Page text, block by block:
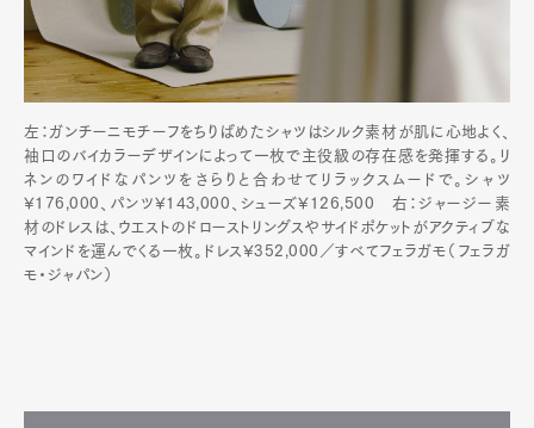
左：ガンチーニモチーフをちりばめたシャツはシルク素材が肌に心地よく、
袖口のバイカラーデザインによって一枚で主役級の存在感を発揮する。リ
ネンのワイドなパンツをさらりと合わせてリラックスムードで。シャツ
¥176,000、パンツ¥143,000、シューズ¥126,500 右：ジャージー素
材のドレスは、ウエストのドローストリングスやサイドポケットがアクティブな
マインドを運んでくる一枚。ドレス¥352,000／すべてフェラガモ（フェラガ
モ・ジャパン）